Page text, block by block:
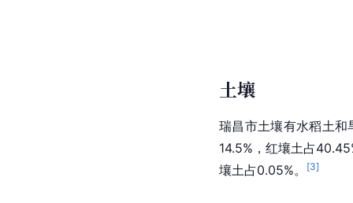
土壤
瑞昌市土壤有水稻土和
14.5%，红壤土占
壤土占0.05%。
[3]